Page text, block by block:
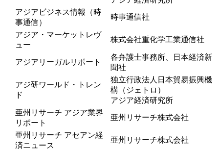
アジアビジネス情報（時
事通信）
時事通信社
アジア・マーケットレヴ
ュー
株式会社重化学工業通信社
アジアリーガルリポート
各弁護士事務所、日本経済新
聞社
アジ研ワールド・トレン
ド
独立行政法人日本貿易振興機
構（ジェトロ）
アジア経済研究所
亜州リサーチ アジア業界
リポート
亜州リサーチ株式会社
亜州リサーチ アセアン経
済ニュース
亜州リサーチ株式会社